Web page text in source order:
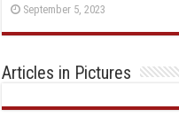
September 5, 2023
Articles in Pictures